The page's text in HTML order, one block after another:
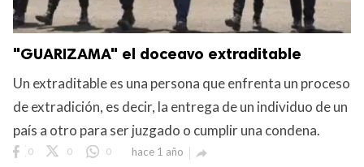
"GUARIZAMA" el doceavo extraditable
Un extraditable es una persona que enfrenta un proceso
de extradición, es decir, la entrega de un individuo de un
país a otro para ser juzgado o cumplir una condena.
0 0 0 hace 1 año 